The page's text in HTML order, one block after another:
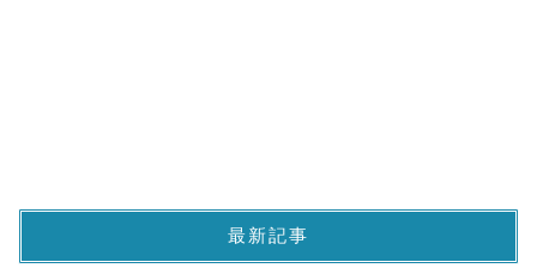
最新記事